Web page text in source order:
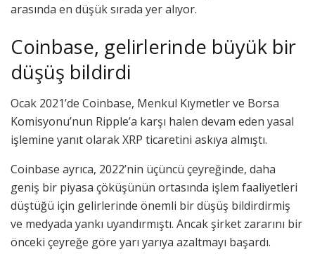
arasında en düşük sırada yer alıyor.
Coinbase, gelirlerinde büyük bir
düşüş bildirdi
Ocak 2021’de Coinbase, Menkul Kıymetler ve Borsa
Komisyonu’nun Ripple’a karşı halen devam eden yasal
işlemine yanıt olarak XRP ticaretini askıya almıştı.
Coinbase ayrıca, 2022’nin üçüncü çeyreğinde, daha
geniş bir piyasa çöküşünün ortasında işlem faaliyetleri
düştüğü için gelirlerinde önemli bir düşüş bildirdirmiş
ve medyada yankı uyandırmıştı. Ancak şirket zararını bir
önceki çeyreğe göre yarı yarıya azaltmayı başardı.